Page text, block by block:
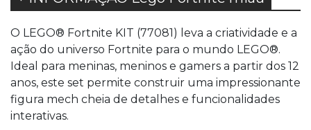
O LEGO® Fortnite KIT (77081) leva a criatividade e a
ação do universo Fortnite para o mundo LEGO®.
Ideal para meninas, meninos e gamers a partir dos 12
anos, este set permite construir uma impressionante
figura mech cheia de detalhes e funcionalidades
interativas.